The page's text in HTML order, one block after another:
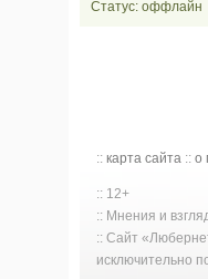
Статус: оффлайн
:: карта сайта :: о
:: 12+
:: Мнения и
:: Сайт
исключительно